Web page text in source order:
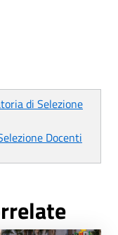
di Selezione
Docenti